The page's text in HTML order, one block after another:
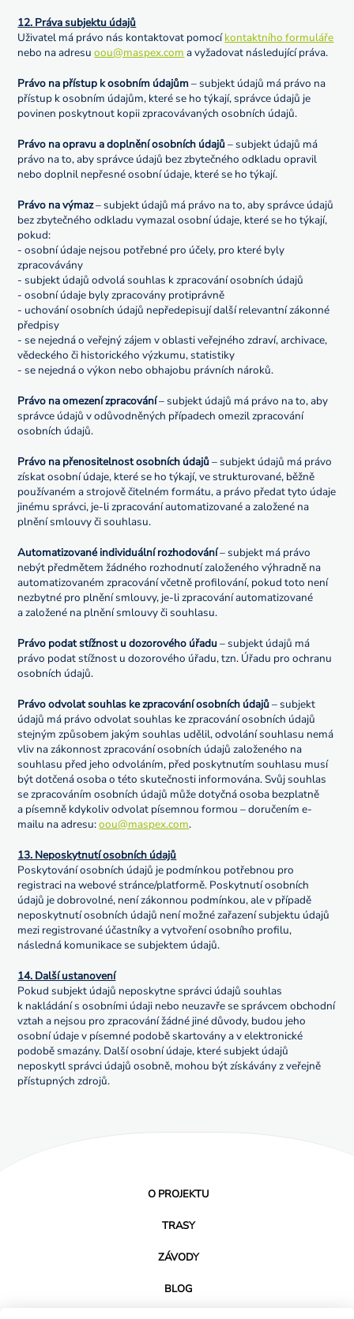
12. Práva subjektu údajů
Uživatel má právo nás kontaktovat pomocíkontaktního formuláře
nebo na adresuoou@maspex.com a vyžadovat následující práva.
Právo na přístup k osobním údajům– subjekt údajů má právo na
přístup k osobním údajům, které se ho týkají, správce údajů je
povinen poskytnout kopii zpracovávaných osobních údajů.
Právo na opravu a doplnění osobních údajů– subjekt údajů má
právo na to, aby správce údajů bez zbytečného odkladu opravil
nebo doplnil nepřesné osobní údaje, které se ho týkají.
Právo na výmaz– subjekt údajů má právo na to, aby správce údajů
bez zbytečného odkladu vymazal osobní údaje, které se ho týkají,
pokud:
- osobní údaje nejsou potřebné pro účely, pro které byly
zpracovávány
- subjekt údajů odvolá souhlas k zpracování osobních údajů
- osobní údaje byly zpracovány protiprávně
- uchování osobních údajů nepředepisují další relevantní zákonné
předpisy
- se nejedná o veřejný zájem v oblasti veřejného zdraví, archivace,
vědeckého či historického výzkumu, statistiky
- se nejedná o výkon nebo obhajobu právních nároků.
Právo na omezení zpracování– subjekt údajů má právo na to, aby
správce údajů v odůvodněných případech omezil zpracování
osobních údajů.
Právo na přenositelnost osobních údajů– subjekt údajů má právo
získat osobní údaje, které se ho týkají, ve strukturované, běžně
používaném a strojově čitelném formátu, a právo předat tyto údaje
jinému správci, je-li zpracování automatizované a založené na
plnění smlouvy či souhlasu.
Automatizované individuální rozhodování– subjekt má právo
nebýt předmětem žádného rozhodnutí založeného výhradně na
automatizovaném zpracování včetně profilování, pokud toto není
nezbytné pro plnění smlouvy, je-li zpracování automatizované
a založené na plnění smlouvy či souhlasu.
Právo podat stížnost u dozorového úřadu– subjekt údajů má
právo podat stížnost u dozorového úřadu, tzn. Úřadu pro ochranu
osobních údajů.
Právo odvolat souhlas ke zpracování osobních údajů– subjekt
údajů má právo odvolat souhlas ke zpracování osobních údajů
stejným způsobem jakým souhlas udělil, odvolání souhlasu nemá
vliv na zákonnost zpracování osobních údajů založeného na
souhlasu před jeho odvoláním, před poskytnutím souhlasu musí
být dotčená osoba o této skutečnosti informována. Svůj souhlas
se zpracováním osobních údajů může dotyčná osoba bezplatně
a písemně kdykoliv odvolat písemnou formou – doručením e-
mailu na adresu:oou@maspex.com.
13. Neposkytnutí osobních údajů
Poskytování osobních údajů je podmínkou potřebnou pro
registraci na webové stránce/platformě. Poskytnutí osobních
údajů je dobrovolné, není zákonnou podmínkou, ale v případě
neposkytnutí osobních údajů není možné zařazení subjektu údajů
mezi registrované účastníky a vytvoření osobního profilu,
následná komunikace se subjektem údajů.
14. Další ustanovení
Pokud subjekt údajů neposkytne správci údajů souhlas
k nakládání s osobními údaji nebo neuzavře se správcem obchodní
vztah a nejsou pro zpracování žádné jiné důvody, budou jeho
osobní údaje v písemné podobě skartovány a v elektronické
podobě smazány. Další osobní údaje, které subjekt údajů
neposkytl správci údajů osobně, mohou být získávány z veřejně
přístupných zdrojů.
O PROJEKTU
TRASY
ZÁVODY
BLOG